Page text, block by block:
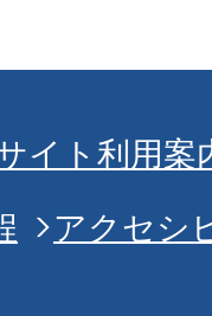
イト利用案
アクセシ